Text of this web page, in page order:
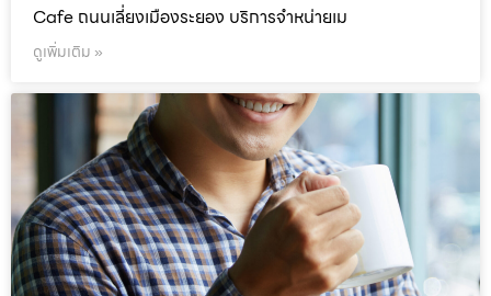
Cafe ถนนเลี่ยงเมืองระยอง บริการจำหน่ายเม
ดูเพิ่มเติม »